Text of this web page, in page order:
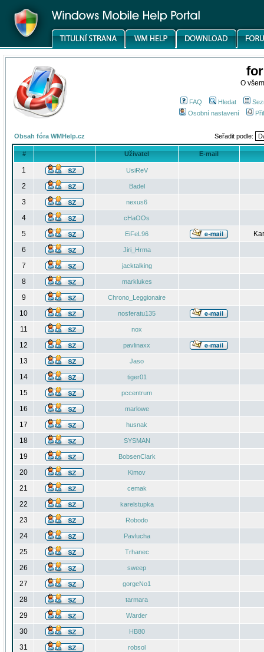
O
FAQ Hledat
Osobní nastavení
Obsah fóra WMHelp.cz Seřadit podle:
# Uživatel E-mail
1 UsiReV
2 Badel
3 nexus6
4 cHaOOs
5 EiFeL96
6
Jiri_Hrma
7 jacktalking
8 marklukes
9 Chrono_Leggionaire
10 nosferatu135
11 nox
12 pavlinaxx
13 Jaso
14 tiger01
15 pccentrum
16 marlowe
17 husnak
18 SYSMAN
19 BobsenClark
20 Kimov
21 cemak
22 karelstupka
23 Robodo
24 Pavlucha
25 Trhanec
26 sweep
27 gorgeNo1
28 tarmara
29 Warder
30 HB80
31 robsol